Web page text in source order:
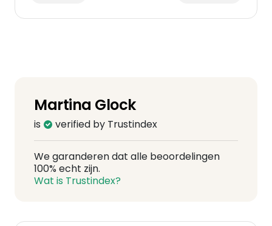
Martina Glock
is verified by Trustindex
We garanderen dat alle beoordelingen
100% echt zijn.
Wat is Trustindex?